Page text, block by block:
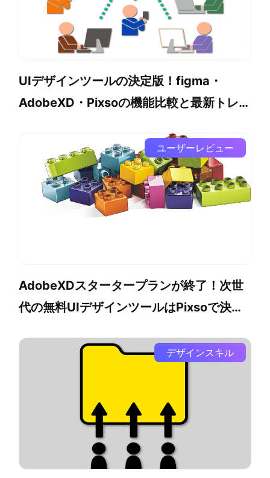
UIデザインツールの決定版！figma・
AdobeXD・Pixsoの機能比較と最新トレン
ユーザーレビュー
AdobeXDスタータープランが終了！次世
代の無料UIデザインツールはPixsoで決ま
デザインスキル